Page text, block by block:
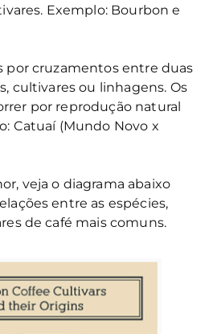
Exemplo: Bourbon e
por cruzamentos entre duas
cultivares ou linhagens. Os
por reprodução natural
Catuaí (Mundo Novo x
veja o diagrama abaixo
entre as espécies,
de café mais comuns.